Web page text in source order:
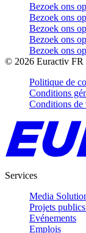
Bezoek ons
Bezoek ons
Bezoek ons
Bezoek ons
Bezoek ons
© 2026 Euractiv FR
Politique de
Conditions
Conditions de
Services
Media
Projets
Evénements
Emplois